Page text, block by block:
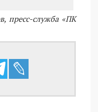
пресс-служба «ПК